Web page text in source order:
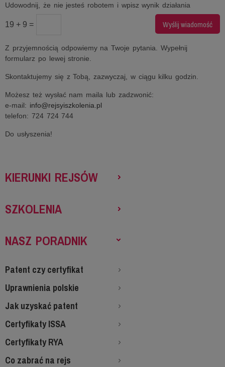
Udowodnij, że nie jesteś robotem i wpisz wynik działania
19 + 9 =
Z przyjemnością odpowiemy na Twoje pytania. Wypełnij
formularz po lewej stronie.
Skontaktujemy się z Tobą, zazwyczaj, w ciągu kilku godzin.
Możesz też wysłać nam maila lub zadzwonić:
e-mail: info@rejsyiszkolenia.pl
telefon: 724 724 744
Do usłyszenia!
KIERUNKI REJSÓW
SZKOLENIA
NASZ PORADNIK
Patent czy certyfikat
Uprawnienia polskie
Jak uzyskać patent
Certyfikaty ISSA
Certyfikaty RYA
Co zabrać na rejs